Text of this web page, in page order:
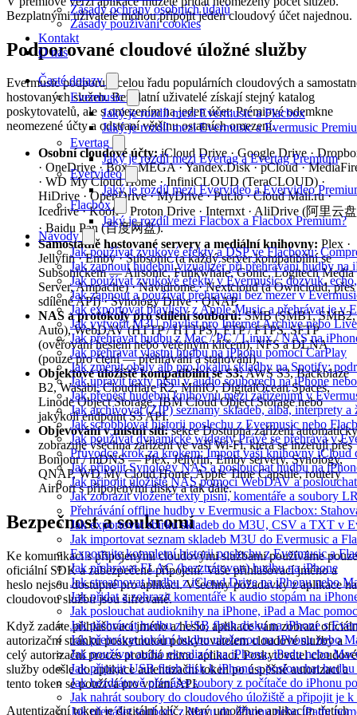
Zásady ochrany osobních údajů
Zásady používání cookies
Kontakt
O nás
Časté dotazy
Evermusic
Jaký je rozdíl mezi Evermusic a Flacbox
Jaký je rozdíl mezi Evermusic a Evermusic
Evertag
Jaký je rozdíl mezi Evertag a Evertag Premium
Evervideo
Jaký je rozdíl mezi Evervideo a Evervideo
Flacbox
Jaký je rozdíl mezi Flacbox a Flacbox Premium?
Návody
Jak používat zvukové efekty a DSP ve Flacboxu:
Jak zapnout hudební vizualizér při přehrávání hudby na
Jak používat zvukové efekty v Evermusic: dozvuk,
Jak zapnout a používat přehrávání bez mezer v
Jak exportovat playlisty z Apple Music a přehrávat je v
Jak vytvořit M3U playlist pro Internet Archive nebo
Jak přehrávat hudbu z Mac / PC / Linux / NAS na
Jak přehrávat vlastní hudbu na iPhonu pomocí CarPlay
Jak změnit obaly alb pro lokální skladby na Spotify:
Jak upravit texty písní v audio souborech na iPhone
Jak přenést hudební knihovnu mezi zařízeními v
Jak archivovat (ZIP) seznamy skladeb, alba, interprety
Jak scrobblovat historii poslechu z Evermusic nebo
Jak používat dynamické widgety Právě se přehrává v
Průvodce krok za krokem: Import vaší knihovny iCloud
Jak připojit Synology NAS a poslouchat hudbu na
Jak připojit úložiště NAS pomocí WebDAV a
Jak zobrazit vložené texty písní, komentáře a soubory
Přehrávání offline hudby v Evermusic a Flacbox:
Jak exportovat sbírku skladeb do M3U, CSV a TXT v
Jak importovat seznam skladeb M3U do Evermusic a
Exportujte kompletní historii poslechu z Evermusic a
Jak přehrávat FLAC (bezztrátovou) hudbu na iPhone
Jak streamovat hudbu z iCloud Drive na iPhonu nebo
Jak přidat a zobrazit komentáře k audio stopám na
Jak poslouchat audioknihy na iPhone, iPad a Mac
Jak přehrávat hudbu z USB flash disku na iPhone s
Jak přehrávat lokální hudbu uloženou na iPhonu nebo
Jak používat audio ekvalizér na iPhonu, iPadu nebo
Jak připojit USB flash disk k iPhone a poslouchat
Jak bezdrátově přenášet soubory z počítače do iPhonu
Jak nahrát soubory do cloudového úložiště a připojit je
Jak přenášet soubory z Macu do iPhonu nebo iPadu
Bezplatnými uživatelé mohou připojit jeden cloudový účet najednou.
Podporované cloudové úložné služby
Evermusic podporuje celou řadu populárních cloudových a
hostovaných služeb. Bezplatní uživatelé získají stejný katalog
poskytovatelů, ale s omezením na jeden účet; Prémiové odemkne
neomezené účty a odstraní většinu ostatních omezení.
Osobní cloudové účty:iCloud Drive · Google Drive ·
· OneDrive · Box · MEGA · Yandex.Disk · pCloud ·
· WD My Cloud Home · InfiniCLOUD (TeraCLOUD) ·
HiDrive · OpenDrive · MyDrive · Put.io · Cloud Mail.ru ·
Icedrive · Koofr · Proton Drive · Internxt · AliDrive (阿里云
· Baidu Pan (百度网盘).
Samostatně hostované servery a mediální knihovny: Plex ·
Jellyfin · Emby · Subsonic (a každý server kompatibilní se
Subsonickem — Airsonic, Funkwhale, Gonic, Logitech Media
Server, Ampache) · Navidrome · Nextcloud (a Owncloud, přes
sdílené API) · Synology Drive · QNAP.
NAS a protokoly pro sdílení souborů:SMB (SMB1, SMB2,
Auto), WebDAV (HTTP / HTTPS), FTP / FTPS, SFTP
(ověřování heslem nebo veřejným klíčem), NFS a DLNA
(pouze pro čtení — přehrávání a stahování).
Objektové úložiště kompatibilní se S3:AWS S3, Backblaze
B2, Wasabi, Cloudflare R2, MinIO, DigitalOcean Spaces,
Linode Object Storage, IBM Cloud Object Storage nebo
jakýkoli endpoint S3 API.
Objevování v místní síti:sekce Dostupná zařízení automaticky
zobrazuje všechna zařízení ve vaší Wi-Fi, která se inzerují přes
Bonjour / mDNS — Plex, Jellyfin, Emby servery, Synology,
QNAP, WD My Cloud Home, Apple Time Capsule, routery
AirPort s připojenými disky a tak dále.
Bezpečnost a soukromí
Ke komunikaci s připojenými cloudovými službami používáme pouze
oficiální SDK a zabezpečené připojení. Vaše přihlašovací jméno a
heslo nejsou dostupné pro aplikaci. Všechny požadavky z aplikace na
cloudovou službu jsou šifrované.
Když zadáte přihlašovací jméno a heslo, aplikace vám zobrazí
autorizační stránku poskytnutou poskytovatelem cloudové služby a
celý autorizační proces probíhá mimo aplikaci. Poskytovatel cloudové
služby odešle do aplikace autentizační token po úspěšné autorizaci a
tento token se používá pro volání API.
Autentizační token je digitální klíč, který umožňuje aplikacím třetích